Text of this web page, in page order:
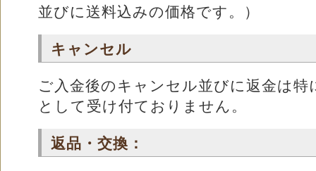
並びに送料込みの価格です。）
キャンセル
ご入金後のキャンセル並びに返金は特
として受け付ておりません。
返品・交換：